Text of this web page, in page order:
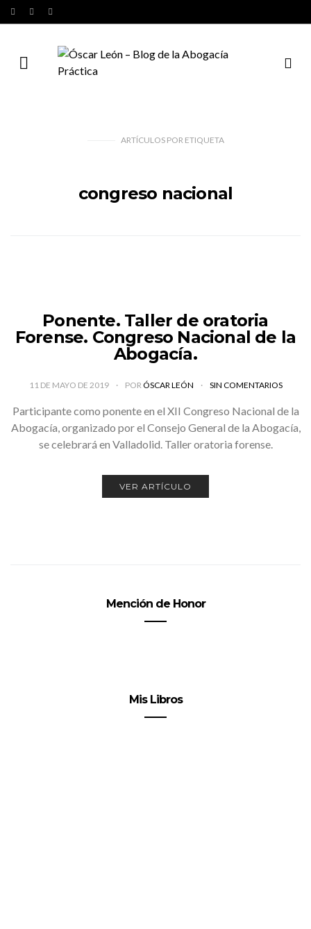
ARTÍCULOS PORETIQUETA
congreso nacional
Ponente. Taller de oratoria
Forense. Congreso Nacional de la
Abogacía.
11 DE MAYO DE 2019 PORÓSCAR LEÓN SIN COMENTARIOS
Participante como ponente en el XII Congreso Nacional de la
Abogacía, organizado por el Consejo General de la Abogacía,
se celebrará en Valladolid. Taller oratoria forense.
VER ARTÍCULO
Mención de Honor
Mis Libros